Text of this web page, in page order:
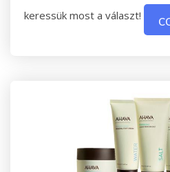
keressük most a választ!